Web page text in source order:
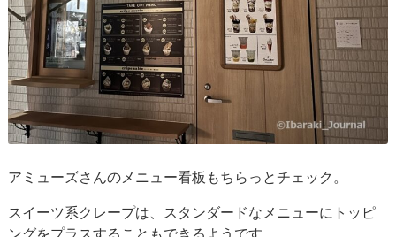
アミューズさんのメニュー看板もちらっとチェック。
スイーツ系クレープは、スタンダードなメニューにトッピ
ングをプラスすることもできるようです。